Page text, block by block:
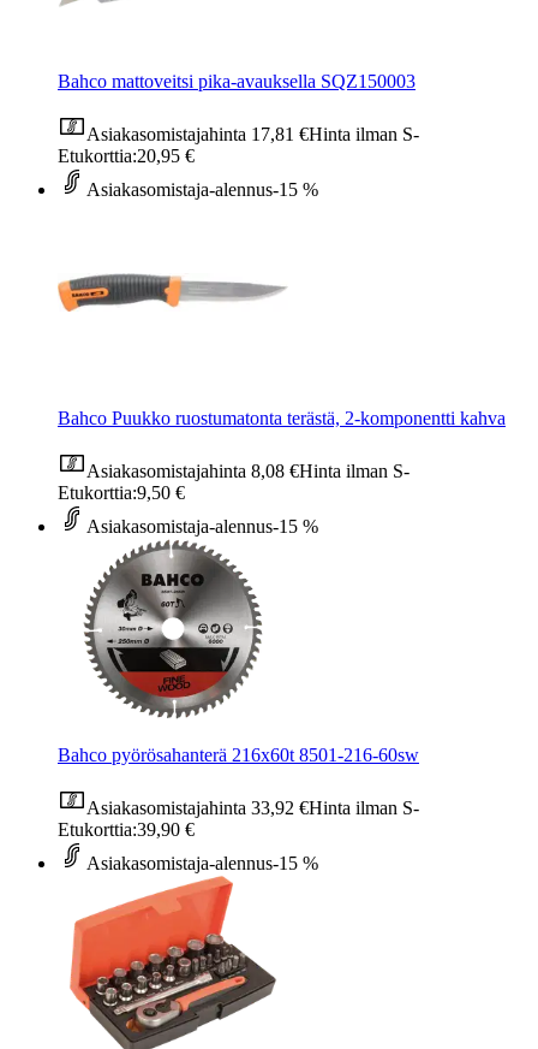
Bahco mattoveitsi pika-avauksella SQZ150003
Asiakasomistajahinta 17,81 €Hinta ilman S-
Etukorttia:20,95 €
Asiakasomistaja-alennus-15 %
Bahco Puukko ruostumatonta terästä, 2-komponentti kahva
Asiakasomistajahinta 8,08 €Hinta ilman S-
Etukorttia:9,50 €
Asiakasomistaja-alennus-15 %
Bahco pyörösahanterä 216x60t 8501-216-60sw
Asiakasomistajahinta 33,92 €Hinta ilman S-
Etukorttia:39,90 €
Asiakasomistaja-alennus-15 %